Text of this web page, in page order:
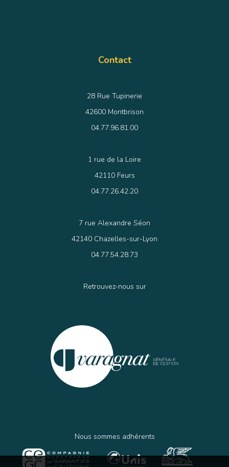
Contact
28 Rue Tupinerie
42600 Montbrison
04.77.96.81.00
1 rue de la Loire
42110 Feurs
04.77.26.42.20
7 rue Alexandre Séon
42140 Chazelles-sur-Lyon
04.77.54.28.73
Retrouvez-nous sur
Nous sommes adhérents